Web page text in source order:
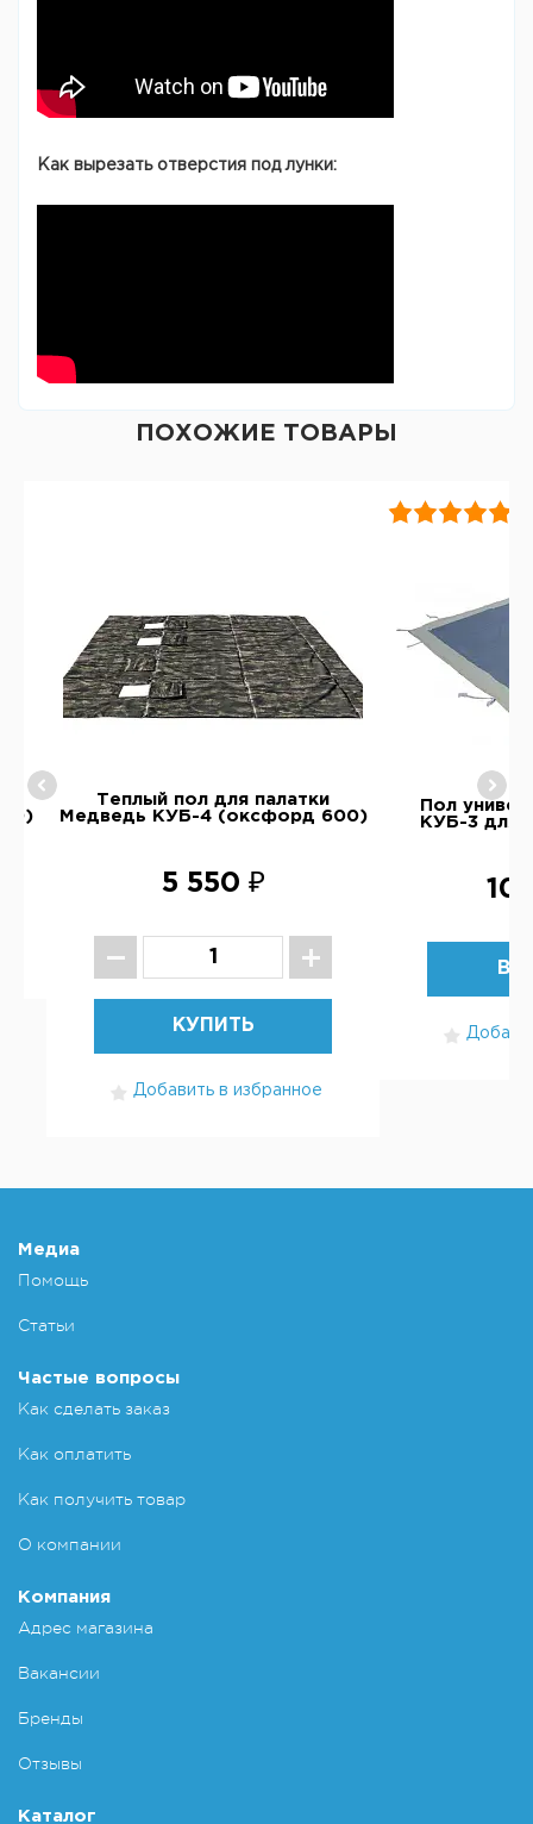
Как вырезать отверстия под лунки:
ПОХОЖИЕ ТОВАРЫ
Теплый пол для палатки
Медведь КУБ-4 (оксфорд 600)
5 550 ₽
КУПИТЬ
Добавить в избранное
Пол
КУБ-3 для
10
Медиа
Помощь
Статьи
Частые вопросы
Как сделать заказ
Как оплатить
Как получить товар
О компании
Компания
Адрес магазина
Вакансии
Бренды
Отзывы
Каталог